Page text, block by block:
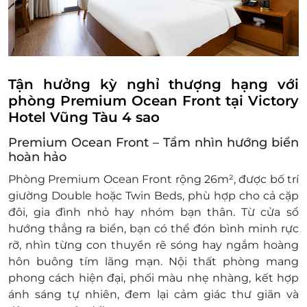
Trẻ em dưới 07 tuổi ở chung với bố mẹ, miễn
phí ăn sáng. Tối đa 02 trẻ/phòng
Trẻ em từ 07 - 11 tuổi ở chung với bố mẹ, phụ
không kê thêm giường)
Trẻ em từ 12 tuổi trở lên ngủ chung với bố
mẹ, tính phụ thu như người lớn: 300.000
VNĐ/người/đêm (bao gồm ăn sáng, không
kê thêm giường).
Điều kiện đặt & nhận phòng:
Đặt ít nhất 7 - 10 ngày trước ngày đến lưu trú
(tùy tình trạng phòng). Giai đoạn cao điểm
cần đặt trước 3 tuần
Giờ nhận phòng: Sau 14h00 / Giờ trả phòng:
Trước 12h00
Check in sớm - Check out muộn: tùy thuộc
vào tình trạng phòng và có thể sẽ phụ thu
theo quy định của khách sạn
Tận hưởng kỳ nghỉ thượng hạng với
phòng Premium Ocean Front tại Victory
Hotel Vũng Tàu 4 sao
Premium Ocean Front – Tầm nhìn hướng biển
hoàn hảo
Phòng Premium Ocean Front rộng 26m², được bố trí
giường Double hoặc Twin Beds, phù hợp cho cả cặp
đôi, gia đình nhỏ hay nhóm bạn thân. Từcửa sổ
hướng thẳng ra biển, bạn có thể đón bình minh rực
rỡ, nhìn từng con thuyền rẽ sóng hay ngắm hoàng
hôn buông tím lãng mạn. Nội thất phòng mang
phong cách hiện đại, phối màu nhẹ nhàng, kết hợp
ánh sáng tự nhiên, đem lại cảm giác thư giãn và